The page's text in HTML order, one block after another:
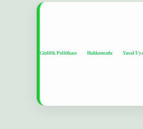
Gizlilik Politikası Hakkımızda Yasal